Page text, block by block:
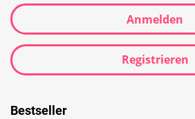
Anmelden
Registrieren
Bestseller